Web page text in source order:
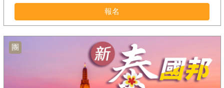
報名
團